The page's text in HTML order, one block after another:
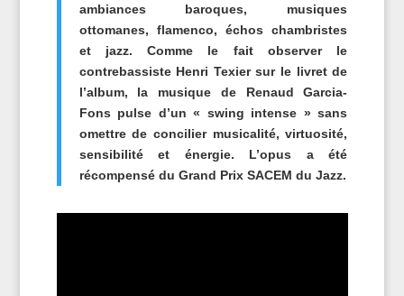
ambiances baroques, musiques
ottomanes, flamenco, échos chambristes
et jazz. Comme le fait observer le
contrebassiste Henri Texier sur le livret de
l’album, la musique de Renaud Garcia-
Fons pulse d’un « swing intense » sans
omettre de concilier musicalité, virtuosité,
sensibilité et énergie. L’opus a été
récompensé du Grand Prix SACEM du Jazz.